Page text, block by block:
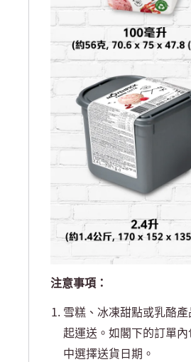
注意事項：
雪糕、冰凍甜點或乳酪
起運送。如閣下的訂單
中選擇送貨日期。​